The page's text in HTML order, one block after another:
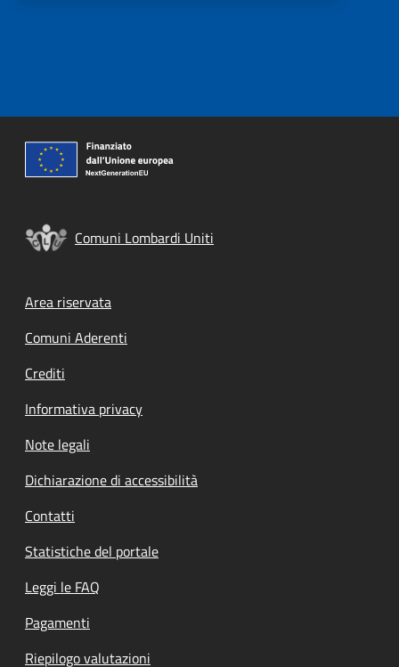
Comuni Lombardi Uniti
Footer menu
Area riservata
Comuni Aderenti
Crediti
Informativa privacy
Note legali
Dichiarazione di accessibilità
Contatti
Statistiche del portale
Leggi le FAQ
Pagamenti
Riepilogo valutazioni